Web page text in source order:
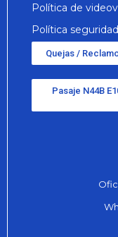
Política de
Política
Quejas /
Pasaje N44B